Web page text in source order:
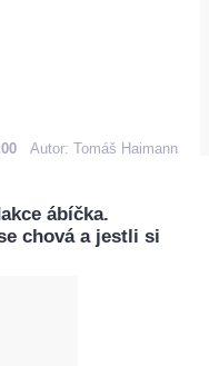
Autor: Tomáš Haimann
ábíčka.
chová a jestli si